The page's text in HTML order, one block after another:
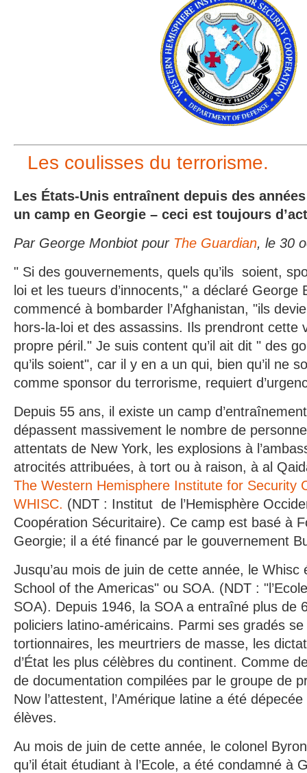
Les coulisses du terrorisme.
Les États-Unis entraînent depuis des
un camp en Georgie – ceci est toujours
Par George Monbiot pour The Guardian, le 30
" Si des gouvernements, quels qu’ils soient,
loi et les tueurs d’innocents," a déclaré George
commencé à bombarder l’Afghanistan, "ils
hors-la-loi et des assassins. Ils prendront cette
propre péril." Je suis content qu’il ait dit " des
qu’ils soient", car il y en a un qui, bien qu’il ne
comme sponsor du terrorisme, requiert
Depuis 55 ans, il existe un camp
dépassent massivement le nombre de
attentats de New York, les explosions à
atrocités attribuées, à tort ou à raison, à al
The Western Hemisphere Institute for Security
WHISC. (NDT : Institut de l’Hemisphère
Coopération Sécuritaire). Ce camp est basé à
Georgie; il a été financé par le gouvernement
Jusqu’au mois de juin de cette année, le
School of the Americas" ou SOA. (NDT :
SOA). Depuis 1946, la SOA a entraîné plus de
policiers latino-américains. Parmi ses gradés
tortionnaires, les meurtriers de masse, les
d’État les plus célèbres du continent. Comme
de documentation compilées par le groupe de
Now l’attestent, l’Amérique latine a été
élèves.
Au mois de juin de cette année, le colonel
qu’il était étudiant à l’Ecole, a été condamné à